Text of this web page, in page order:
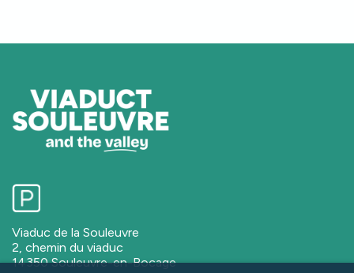
Viaduc de la Souleuvre
2, chemin du viaduc
14350 Souleuvre-en-Bocage